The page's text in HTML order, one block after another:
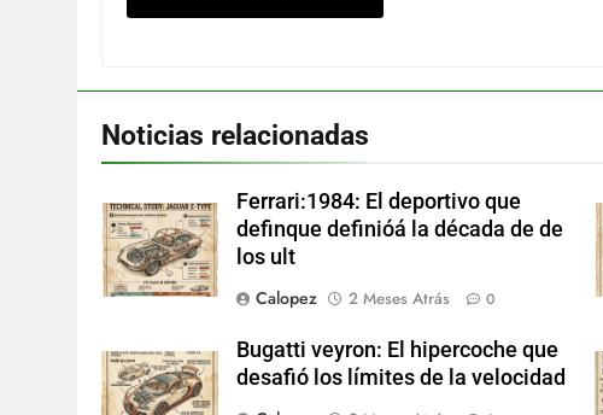
Noticias relacionadas
Ferrari:1984: El deportivo que
definque definióá la década de de
los ult
Calopez
2 Meses Atrás 0
Bugatti veyron: El hipercoche que
desafió los límites de la velocidad